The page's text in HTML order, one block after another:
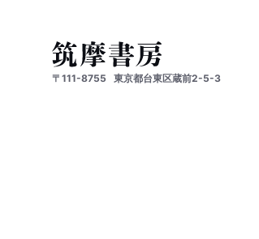
〒111-8755 東京都台東区蔵前2-5-3